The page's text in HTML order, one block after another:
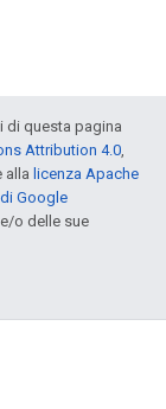
di questa pagina
Attribution 4.0,
alla licenza Apache
Google
o delle sue